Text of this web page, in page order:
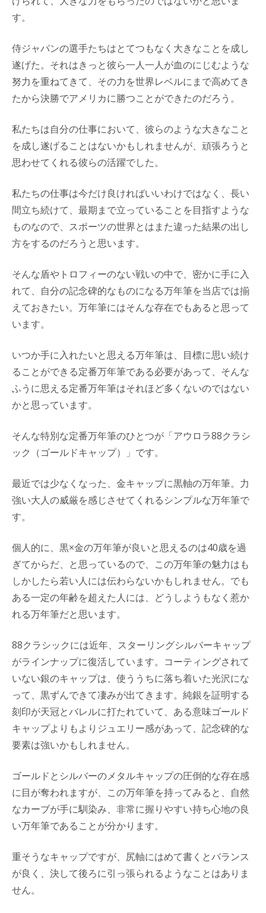
す。
侍ジャパンの選手たちはとてつもなく大きなことを成し
遂げた。それはきっと彼ら一人一人が血のにじむような
努力を重ねてきて、その力を世界レベルにまで高めてき
たから決勝でアメリカに勝つことができたのだろう。
私たちは自分の仕事において、彼らのような大きなこと
を成し遂げることはないかもしれませんが、頑張ろうと
思わせてくれる彼らの活躍でした。
私たちの仕事は今だけ良ければいいわけではなく、長い
間立ち続けて、最期まで立っていることを目指すような
ものなので、スポーツの世界とはまた違った結果の出し
方をするのだろうと思います。
そんな盾やトロフィーのない戦いの中で、密かに手に入
れて、自分の記念碑的なものになる万年筆を当店では揃
えておきたい。万年筆にはそんな存在でもあると思って
います。
いつか手に入れたいと思える万年筆は、目標に思い続け
ることができる定番万年筆である必要があって、そんな
ふうに思える定番万年筆はそれほど多くないのではない
かと思っています。
そんな特別な定番万年筆のひとつが「アウロラ88クラシ
ック（ゴールドキャップ）」です。
最近では少なくなった、金キャップに黒軸の万年筆。力
強い大人の威厳を感じさせてくれるシンプルな万年筆で
す。
個人的に、黒×金の万年筆が良いと思えるのは40歳を過
ぎてからだ、と思っているので、この万年筆の魅力はも
しかしたら若い人には伝わらないかもしれません。でも
ある一定の年齢を超えた人には、どうしようもなく惹か
れる万年筆だと思います。
88クラシックには近年、スターリングシルバーキャップ
がラインナップに復活しています。コーティングされて
いない銀のキャップは、使ううちに落ち着いた光沢にな
って、黒ずんできて凄みが出てきます。純銀を証明する
刻印が天冠とバレルに打たれていて、ある意味ゴールド
キャップよりもよりジュエリー感があって、記念碑的な
要素は強いかもしれません。
ゴールドとシルバーのメタルキャップの圧倒的な存在感
に目が奪われますが、この万年筆を持ってみると、自然
なカーブが手に馴染み、非常に握りやすい持ち心地の良
い万年筆であることが分かります。
重そうなキャップですが、尻軸にはめて書くとバランス
が良く、決して後ろに引っ張られるようなことはありま
せん。